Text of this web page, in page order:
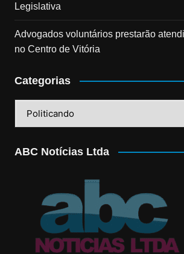
Legislativa
Advogados voluntários prestarão
no Centro de Vitória
Categorias
ABC Notícias Ltda